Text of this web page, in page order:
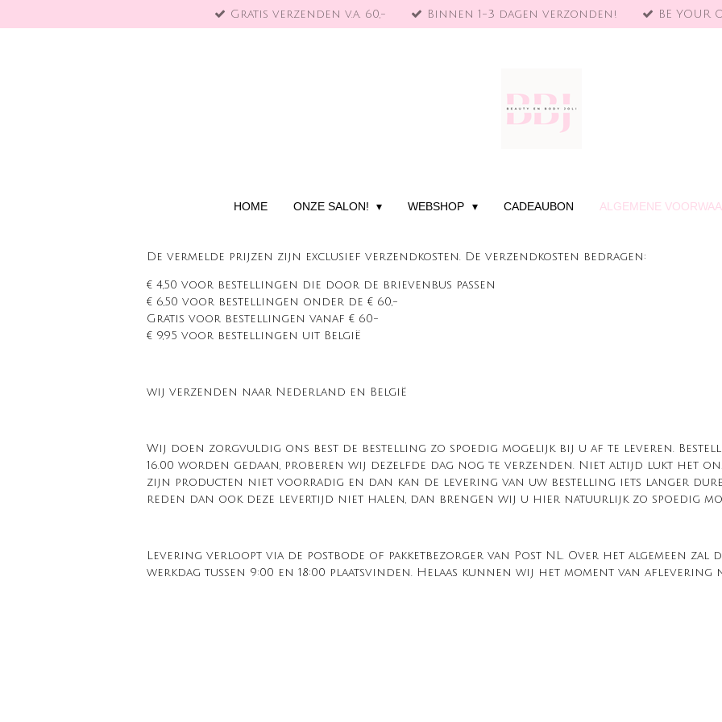
direct
Gratis verzenden v.a. 60,- Binnen 1-3 dagen verzonden! BE YOUR
HOME ONZE SALON! WEBSHOP CADEAUBON ALGEMENE
De vermelde prijzen zijn exclusief verzendkosten. De verzendkosten bedragen:
€ 4,50 voor bestellingen die door de brievenbus passen
€ 6,50 voor bestellingen onder de € 60,-
Gratis voor bestellingen vanaf € 60-
€ 9,95 voor bestellingen uit België
wij verzenden naar Nederland en België
Wij doen zorgvuldig ons best de bestelling zo spoedig mogelijk bij u af te leveren.
16.00 worden gedaan, proberen wij dezelfde dag nog te verzenden. Niet altijd lukt het
zijn producten niet voorradig en dan kan de levering van uw bestelling iets langer
reden dan ook deze levertijd niet halen, dan brengen wij u hier natuurlijk zo spoedig
Levering verloopt via de postbode of pakketbezorger van Post NL. Over het algemeen zal
werkdag tussen 9:00 en 18:00 plaatsvinden. Helaas kunnen wij het moment van aflevering